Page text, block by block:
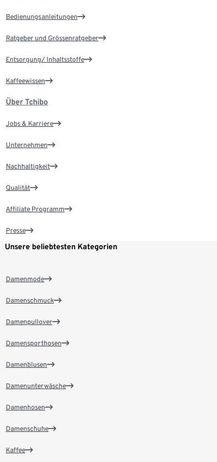
Bedienungsanleitungen
Ratgeber und Grössenratgeber
Entsorgung/ Inhaltsstoffe
Kaffeewissen
Über Tchibo
Jobs & Karriere
Unternehmen
Nachhaltigkeit
Qualität
Affiliate Programm
Presse
Unsere beliebtesten Kategorien
Damenmode
Damenschmuck
Damenpullover
Damensporthosen
Damenblusen
Damenunterwäsche
Damenhosen
Damenschuhe
Kaffee